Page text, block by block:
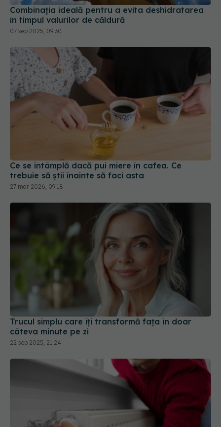
Combinația ideală pentru a evita deshidratarea
în timpul valurilor de căldură
07 sep 2025, 09:30
Ce se întâmplă dacă pui miere în cafea. Ce
trebuie să știi înainte să faci asta
27 mar 2026, 09:18
Trucul simplu care îți transformă fața în doar
câteva minute pe zi
22 sep 2025, 21:24